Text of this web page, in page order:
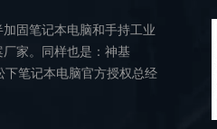
固笔记本电脑和手持工业
家。同样也是：神基
笔记本电脑官方授权总经